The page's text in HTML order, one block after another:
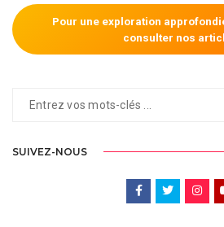
Pour une exploration
consulter nos
SUIVEZ-NOUS